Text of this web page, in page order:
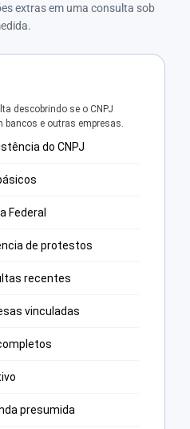
extras em uma consulta sob
descobrindo se o CNPJ
e outras empresas.
do CNPJ
Federal
de protestos
recentes
vinculadas
presumida